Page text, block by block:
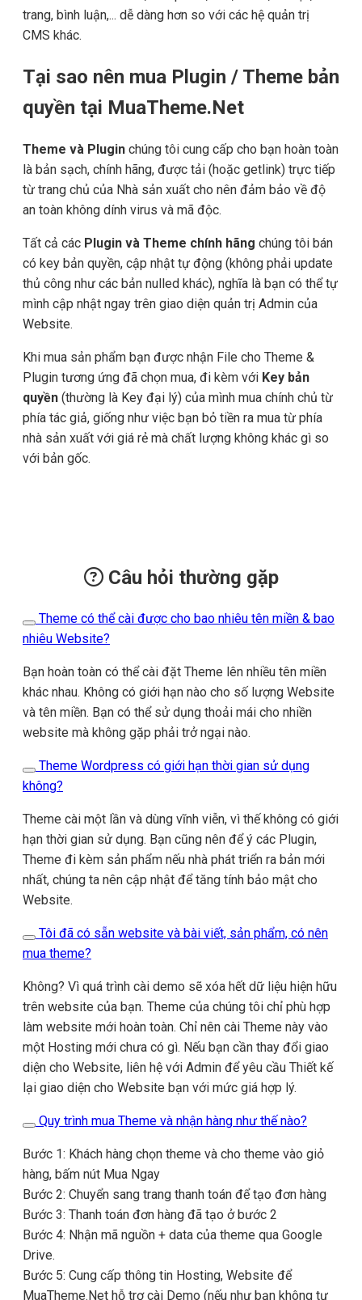
trang, bình luận,... dễ dàng hơn so với các hệ quản trị
CMS khác.
Tại sao nên mua Plugin / Theme bản
quyền tại MuaTheme.Net
Theme và Plugin chúng tôi cung cấp cho bạn hoàn toàn
là bản sạch, chính hãng, được tải (hoặc getlink) trực tiếp
từ trang chủ của Nhà sản xuất cho nên đảm bảo về độ
an toàn không dính virus và mã độc.
Tất cả các Plugin và Theme chính hãng chúng tôi bán
có key bản quyền, cập nhật tự động (không phải update
thủ công như các bản nulled khác), nghĩa là bạn có thể tự
mình cập nhật ngay trên giao diện quản trị Admin của
Website.
Khi mua sản phẩm bạn được nhận File cho Theme &
Plugin tương ứng đã chọn mua, đi kèm với Key bản
quyền (thường là Key đại lý) của mình mua chính chủ từ
phía tác giả, giống như việc bạn bỏ tiền ra mua từ phía
nhà sản xuất với giá rẻ mà chất lượng không khác gì so
với bản gốc.
Câu hỏi thường gặp
Theme có thể cài được cho bao nhiêu tên miền & bao
nhiêu Website?
Bạn hoàn toàn có thể cài đặt Theme lên nhiều tên miền
khác nhau. Không có giới hạn nào cho số lượng Website
và tên miền. Bạn có thể sử dụng thoải mái cho nhiền
website mà không gặp phải trở ngại nào.
Theme Wordpress có giới hạn thời gian sử dụng
không?
Theme cài một lần và dùng vĩnh viễn, vì thế không có giới
hạn thời gian sử dụng. Bạn cũng nên để ý các Plugin,
Theme đi kèm sản phẩm nếu nhà phát triển ra bản mới
nhất, chúng ta nên cập nhật để tăng tính bảo mật cho
Website.
Tôi đã có sẵn website và bài viết, sản phẩm, có nên
mua theme?
Không? Vì quá trình cài demo sẽ xóa hết dữ liệu hiện hữu
trên website của bạn. Theme của chúng tôi chỉ phù hợp
làm website mới hoàn toàn. Chỉ nên cài Theme này vào
một Hosting mới chưa có gì. Nếu bạn cần thay đổi giao
diện cho Website, liên hệ với Admin để yêu cầu Thiết kế
lại giao diện cho Website bạn với mức giá hợp lý.
Quy trình mua Theme và nhận hàng như thế nào?
Bước 1: Khách hàng chọn theme và cho theme vào giỏ
hàng, bấm nút Mua Ngay
Bước 2: Chuyển sang trang thanh toán để tạo đơn hàng
Bước 3: Thanh toán đơn hàng đã tạo ở bước 2
Bước 4: Nhận mã nguồn + data của theme qua Google
Drive.
Bước 5: Cung cấp thông tin Hosting, Website để
MuaTheme.Net hỗ trợ cài Demo (nếu như bạn không tự